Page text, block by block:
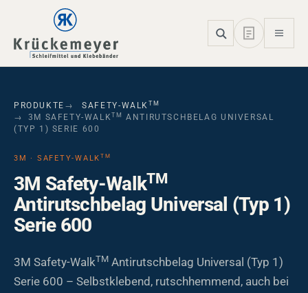
Skip to main navigation
Skip to main content
Skip to page footer
PRODUKTE SAFETY-WALK TM
3M SAFETY-WALKTM
ANTIRUTSCHBELAG UNIVERSAL
(TYP 1) SERIE 600
3M · SAFETY-WALK TM
3M Safety-WalkTM
Antirutschbelag Universal (Typ 1)
Serie 600
3M Safety-WalkTM Antirutschbelag Universal (Typ 1)
Serie 600 – Selbstklebend, rutschhemmend, auch bei